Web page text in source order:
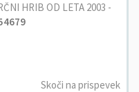
HRIB OD LETA 2003 -
Skoči na prispevek